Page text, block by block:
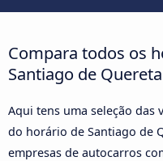
Compara todos os
Santiago de
Aqui tens uma seleção das
do horário de Santiago de
empresas de autocarros